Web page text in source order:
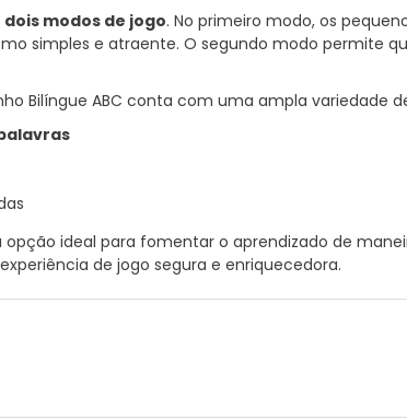
dois modos de jogo. No primeiro modo, os
simples e atraente. O segundo modo permite
Bilíngue ABC conta com uma ampla variedade
opção ideal para fomentar o aprendizado de
de jogo segura e enriquecedora.